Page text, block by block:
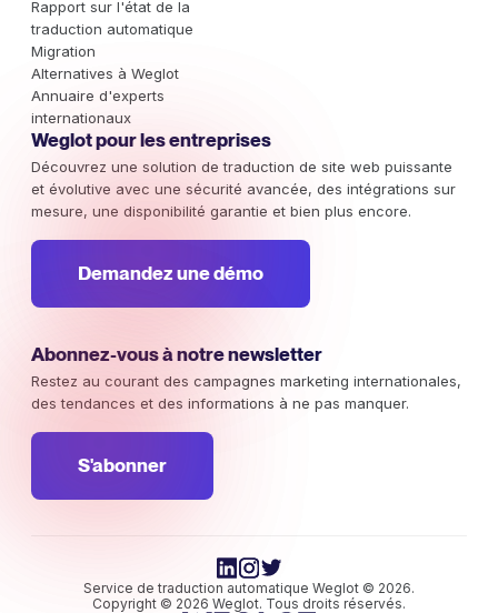
Rapport sur l'état de la
traduction automatique
Migration
Alternatives à Weglot
Annuaire d'experts
internationaux
Weglot pour les entreprises
Découvrez une solution de traduction de site web puissante
et évolutive avec une sécurité avancée, des intégrations sur
mesure, une disponibilité garantie et bien plus encore.
Demandez une démo
Abonnez-vous à notre newsletter
Restez au courant des campagnes marketing internationales,
des tendances et des informations à ne pas manquer.
S'abonner
Service de traduction automatique Weglot © 2026.
Copyright © 2026 Weglot. Tous droits réservés.